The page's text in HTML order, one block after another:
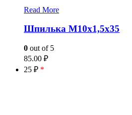
Read More
Шпилька М10х1,5х35
0 out of 5
85.00 ₽
25 ₽ *